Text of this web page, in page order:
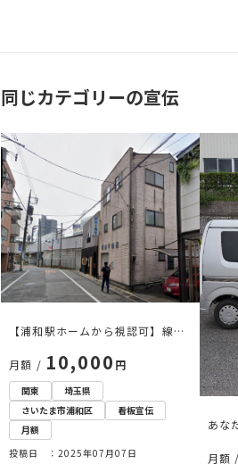
同じカテゴリーの宣伝
【浦和駅ホームから視認可】線路
月額 / 10,000 円
関東
埼玉県
さいたま市浦和区
看板宣伝
月額
投稿日 ：2025年07月07日
あな
月額 /